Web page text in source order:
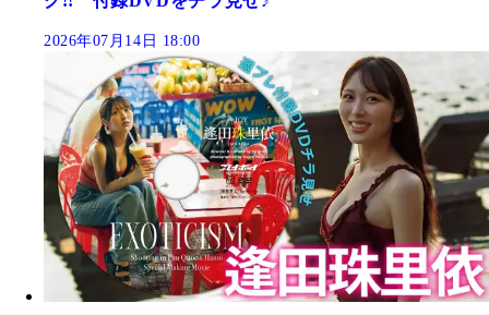
2026年07月14日 18:00